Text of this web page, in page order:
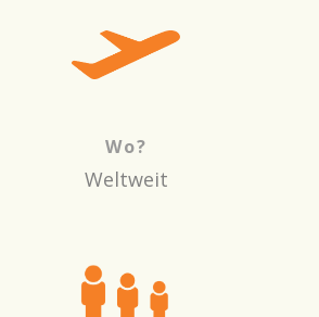
Wo?
Weltweit